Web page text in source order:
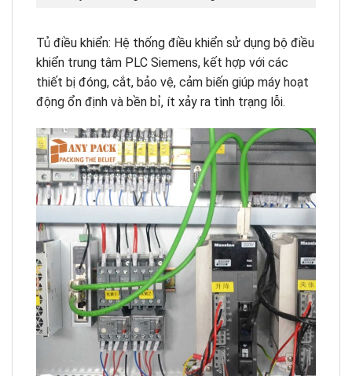
Tủ điều khiển: Hệ thống điều khiển sử dụng bộ điều
khiển trung tâm PLC Siemens, kết hợp với các
thiết bị đóng, cắt, bảo vệ, cảm biến giúp máy hoạt
động ổn định và bền bỉ, ít xảy ra tình trạng lỗi.